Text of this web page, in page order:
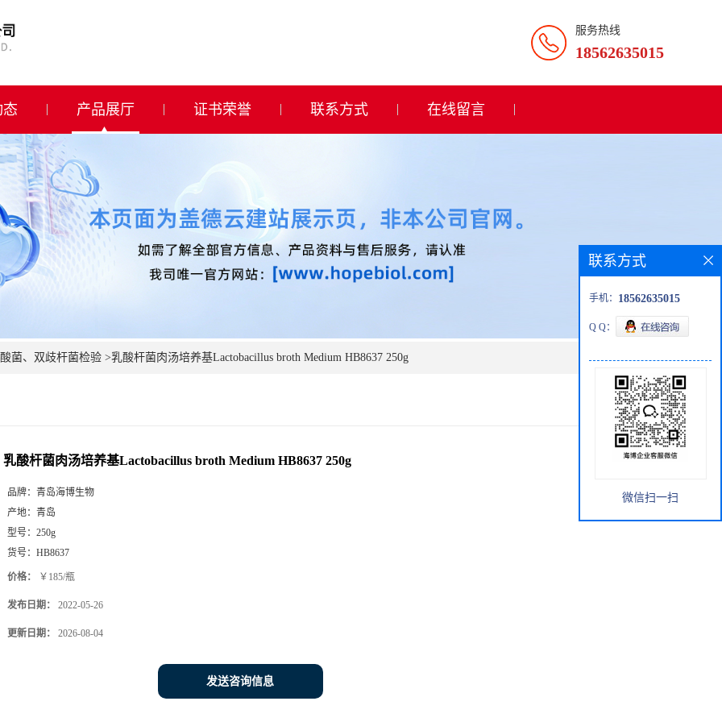
服务热线
18562635015
产品展厅 证书荣誉 联系方式 在线留言
菌、双歧杆菌检验 >乳酸杆菌肉汤培养基Lactobacillus broth Medium HB8637 250g
乳酸杆菌肉汤培养基Lactobacillus broth Medium HB8637 250g
品牌： 青岛海博生物
产地： 青岛
型号： 250g
货号： HB8637
价格： ￥185/瓶
发布日期： 2022-05-26
更新日期： 2026-08-04
发送咨询信息
联系方式
手机： 18562635015
Q Q：
微信扫一扫